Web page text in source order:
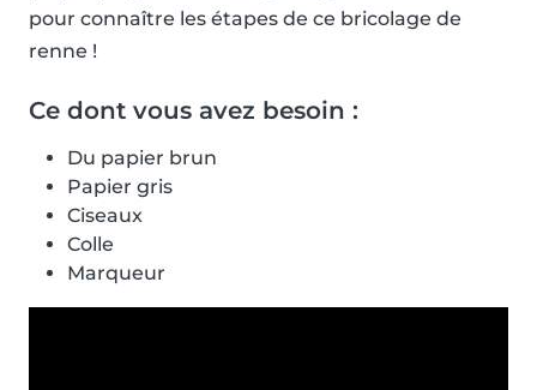
pour connaître les étapes de ce bricolage de
renne !
Ce dont vous avez besoin :
Du papier brun
Papier gris
Ciseaux
Colle
Marqueur